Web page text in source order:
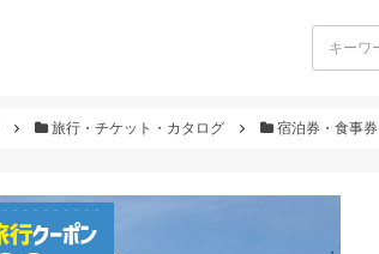
旅行・チケット・カタログ 宿泊券・食事券